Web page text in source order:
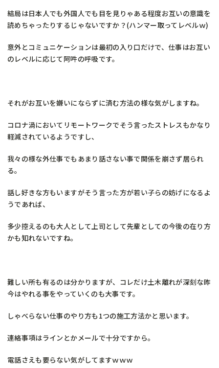
結局は日本人でも外国人でも目を見りゃある程度お互いの意識を
読めちゃったりするじゃないですか？(ハンマー取ってレベルｗ)
意外とコミュニケーションは最初の入り口だけで、仕事はお互い
のレベルに応じて阿吽の呼吸です。
それがお互いを嫌いにならずに済む方法の様な気がしますね。
コロナ渦においてリモートワークでそう言ったストレスもかなり
軽減されているようですし、
我々の様な外仕事でもあまり話さない事で関係を崩さず居られ
る。
話し好きな方もいますがそう言った方が若い子らの妨げになるよ
うであれば、
多少控えるのも大人として上司として先輩としての今後の在り方
かも知れないですね。
難しい所も有るのは分かりますが、コレだけ土木離れが深刻な昨
今はやれる事をやっていくのも大事です。
しゃべらない仕事のやり方も1つの施工方法かと思います。
連絡事項はラインとかメールで十分ですから。
電話さえも要らない気がしてますｗｗｗ